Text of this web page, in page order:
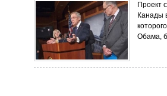
Проект
Канады
Обама,